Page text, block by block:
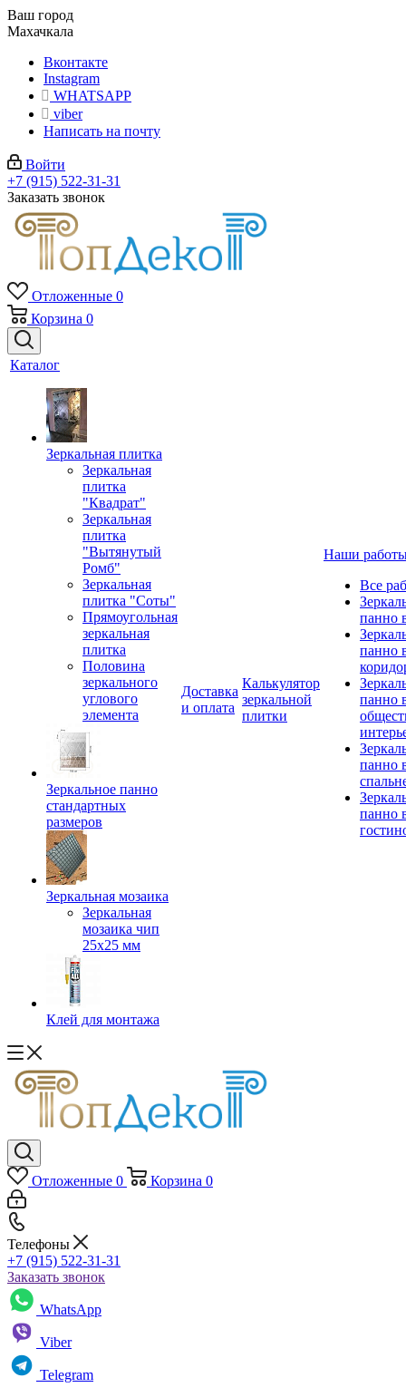
Ваш город
Махачкала
Вконтакте
Instagram
WHATSAPP
viber
Написать на почту
Войти
+7 (915) 522-31-31
Заказать звонок
Отложенные 0
Корзина 0
Каталог
Зеркальная плитка
Зеркальная
плитка
"Квадрат"
Зеркальная
плитка
"Вытянутый
Ромб"
Зеркальная
плитка "Соты"
Прямоугольная
зеркальная
плитка
Половина
зеркального
углового
элемента
Зеркальное панно
стандартных
размеров
Зеркальная мозаика
Зеркальная
мозаика чип
25х25 мм
Клей для монтажа
Доставка
и оплата
Калькулятор
зеркальной
плитки
Наши
Все
панно
панно
панно
панно
панно
Отложенные 0 Корзина 0
Телефоны
+7 (915) 522-31-31
Заказать звонок
WhatsApp
Viber
Telegram